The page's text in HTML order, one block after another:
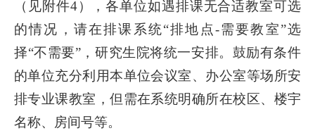
（见附件4），各单位如遇排课无合适教室可选
的情况，请在排课系统“排地点-需要教室”选
择“不需要”，研究生院将统一安排。鼓励有条件
的单位充分利用本单位会议室、办公室等场所安
排专业课教室，但需在系统明确所在校区、楼宇
名称、房间号等。